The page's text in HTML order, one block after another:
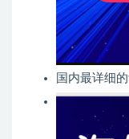
国内最详细